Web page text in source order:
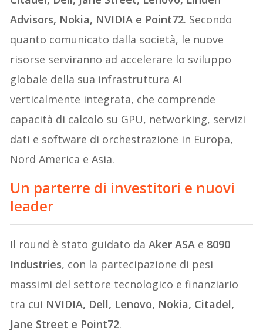
Advisors, Nokia, NVIDIA e Point72. Secondo
quanto comunicato dalla società, le nuove
risorse serviranno ad accelerare lo sviluppo
globale della sua infrastruttura AI
verticalmente integrata, che comprende
capacità di calcolo su GPU, networking, servizi
dati e software di orchestrazione in Europa,
Nord America e Asia.
Un parterre di investitori e nuovi
leader
Il round è stato guidato daAker ASA e 8090
Industries, con la partecipazione di pesi
massimi del settore tecnologico e finanziario
tra cui NVIDIA, Dell, Lenovo, Nokia, Citadel,
Jane Street e Point72.